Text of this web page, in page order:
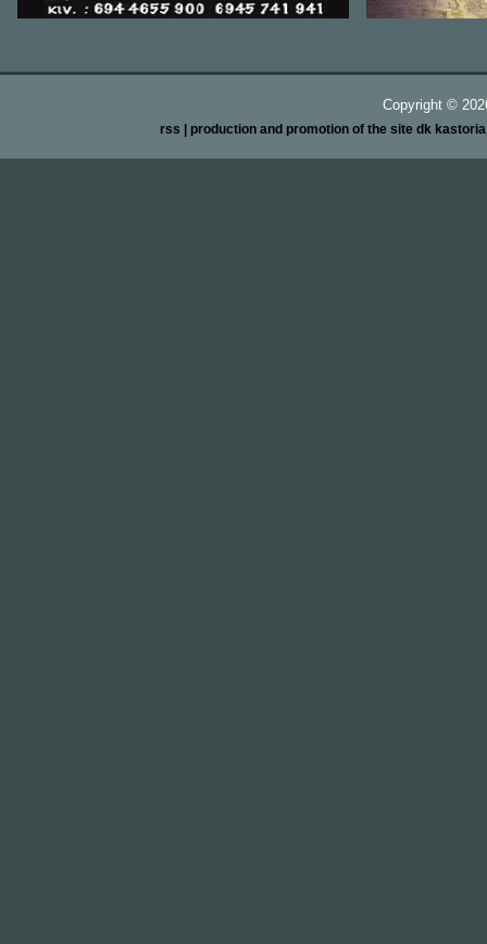
Copyright ©
rss | production and promotion of the site dk